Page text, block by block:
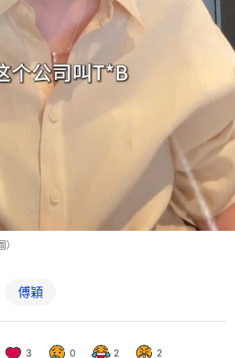
傅穎
3 0 2 2